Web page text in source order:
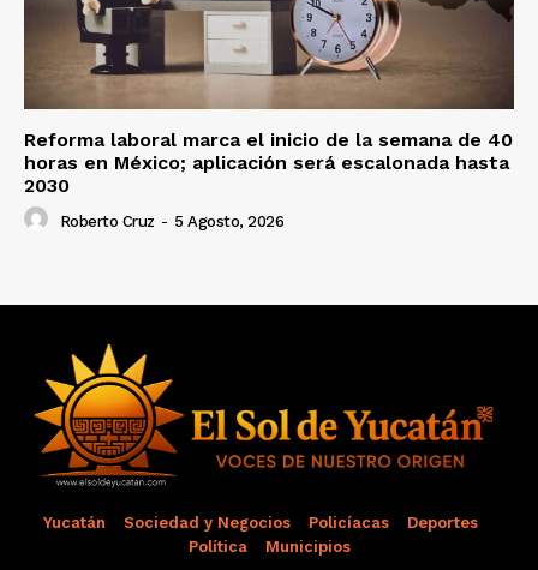
Reforma laboral marca el inicio de la semana de 40
horas en México; aplicación será escalonada hasta
2030
Roberto Cruz - 5 Agosto, 2026
Yucatán Sociedad y Negocios Policíacas
Deportes
Política
Municipios